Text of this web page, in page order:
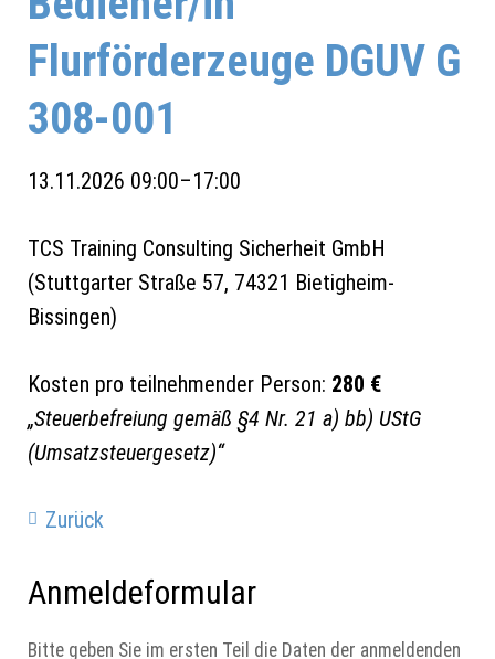
Flurförderzeuge DGUV G
308-001
13.11.2026 09:00–17:00
TCS Training Consulting Sicherheit GmbH
(Stuttgarter Straße 57, 74321 Bietigheim-
Bissingen)
Kosten pro teilnehmender Person: 280 €
„Steuerbefreiung gemäß §4 Nr. 21 a) bb) UStG
(Umsatzsteuergesetz)“
Zurück
Anmeldeformular
Bitte geben Sie im ersten Teil die Daten der anmeldenden